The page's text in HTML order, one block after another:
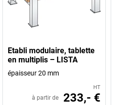
Etabli modulaire, tablette
en multiplis – LISTA
épaisseur 20 mm
HT
à partir de 233,- €